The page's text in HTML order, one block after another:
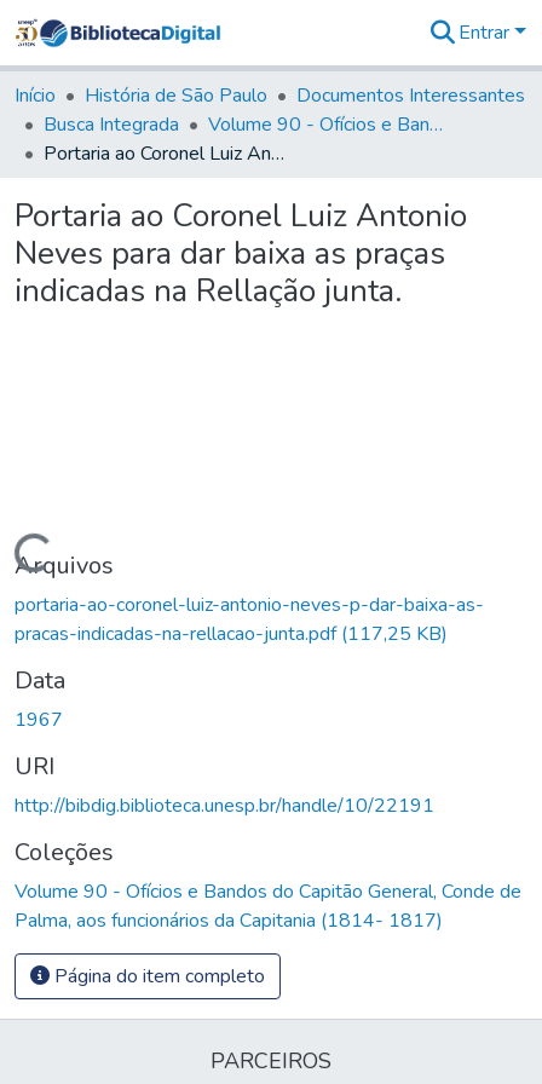
&
Coleções
Tudo na
Biblioteca
Estatísticas
Entrar
Início História de São Paulo
Documentos Interessantes
Busca Integrada
Volume 90 - Ofícios e Bandos do Capitão General, Conde de Palma, aos funcionários da Capitania (1814- 1817)
Portaria ao Coronel Luiz Antonio Neves para dar baixa as praças indicadas na Rellação junta.
Portaria ao Coronel Luiz Antonio
Neves para dar baixa as praças
indicadas na Rellação junta.
Carregando...
Arquivos
portaria-ao-coronel-luiz-antonio-neves-p-dar-baixa-as-
pracas-indicadas-na-rellacao-junta.pdf(117,25 KB)
Data
1967
URI
http://bibdig.biblioteca.unesp.br/handle/10/22191
Coleções
Volume 90 - Ofícios e Bandos do Capitão General, Conde de
Palma, aos funcionários da Capitania (1814- 1817)
Página do item completo
PARCEIROS